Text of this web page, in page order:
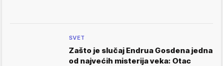
SVET
Zašto je slučaj Endrua Gosdena jedna
od najvećih misterija veka: Otac